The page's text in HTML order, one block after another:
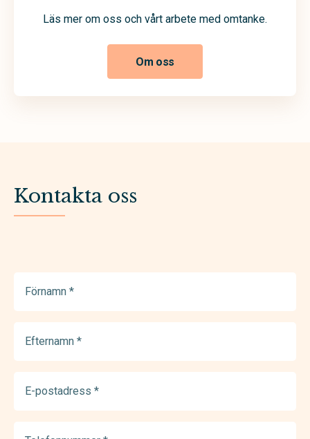
Läs mer om oss och vårt arbete med omtanke.
Om oss
Kontakta oss
(Required)
(Required)
postadress